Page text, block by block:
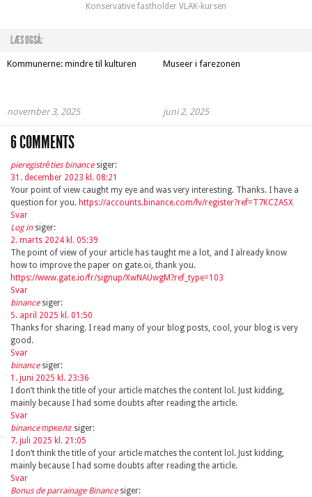
Konservative fastholder VLAK-kursen
LÆS OGSÅ:
Kommunerne: mindre til kulturen
november 3, 2025
Museer i farezonen
juni 2, 2025
6 COMMENTS
pieregistrēties binance siger:
31. december 2023 kl. 08:21
Your point of view caught my eye and was very interesting. Thanks. I have a
question for you. https://accounts.binance.com/lv/register?ref=T7KCZASX
Svar
Log in siger:
2. marts 2024 kl. 05:39
The point of view of your article has taught me a lot, and I already know
how to improve the paper on gate.oi, thank you.
https://www.gate.io/fr/signup/XwNAUwgM?ref_type=103
Svar
binance siger:
5. april 2025 kl. 01:50
Thanks for sharing. I read many of your blog posts, cool, your blog is very
good.
Svar
binance siger:
1. juni 2025 kl. 23:36
I don’t think the title of your article matches the content lol. Just kidding,
mainly because I had some doubts after reading the article.
Svar
binance тркелг siger:
7. juli 2025 kl. 21:05
I don’t think the title of your article matches the content lol. Just kidding,
mainly because I had some doubts after reading the article.
Svar
Bonus de parrainage Binance siger: